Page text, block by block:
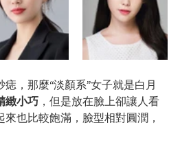
，那麼“淡顏系”女子就是白月
緻小巧 ，但是放在臉上卻讓人看
也比較飽滿，臉型相對圓潤，